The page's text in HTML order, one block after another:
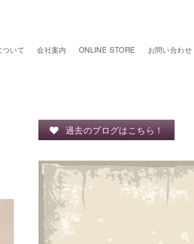
いて 会社案内 ONLINE STORE お問い合わせ
過去のブログはこちら！